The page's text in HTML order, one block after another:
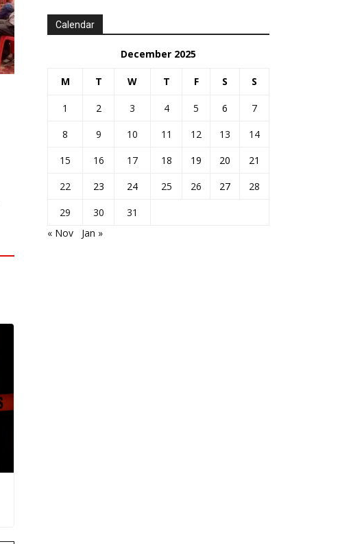
Calendar
December 2025
M T W T F S S
1 2 3 4 5 6
7
8
9 10 11 12 13
14
15
16 17 18 19 20
21
22
23 24 25 26 27
28
29
30
31
« Nov
Jan »